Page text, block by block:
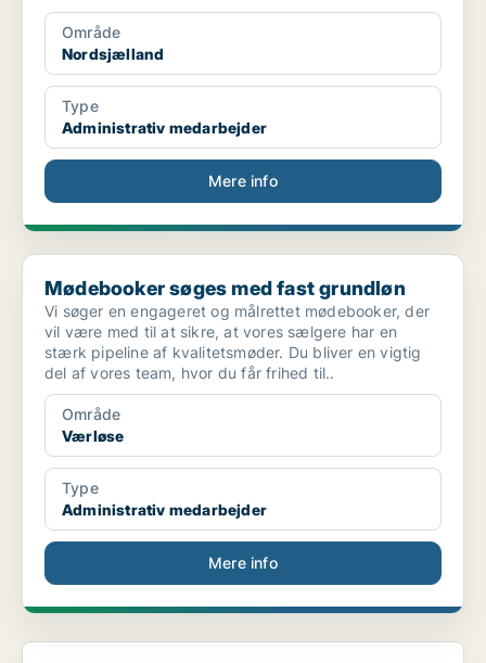
Område
Nordsjælland
Type
Administrativ medarbejder
Mere info
Mødebooker søges med fast grundløn
Mødebooker søges med fast grundløn
Vi søger en engageret og målrettet mødebooker, der
vil være med til at sikre, at vores sælgere har en
stærk pipeline af kvalitetsmøder. Du bliver en vigtig
del af vores team, hvor du får frihed til..
Område
Værløse
Type
Administrativ medarbejder
Mere info